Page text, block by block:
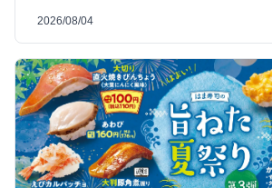
2026/08/04